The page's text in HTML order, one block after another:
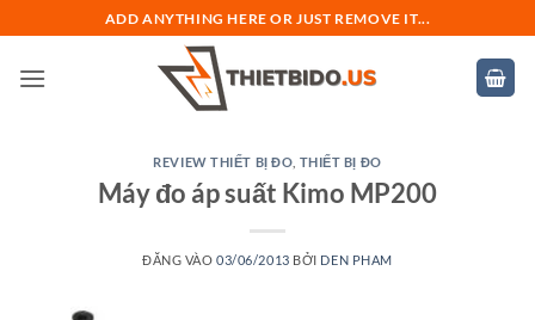
qua
nội
ADD ANYTHING HERE OR JUST REMOVE IT...
REVIEW THIẾT BỊ ĐO THIẾT BỊ ĐO
Máy đo áp suất Kimo MP200
ĐĂNG VÀO03/06/2013 BỞI DEN PHAM